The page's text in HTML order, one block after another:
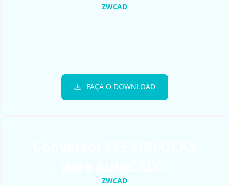
ZWCAD
FAÇA O DOWNLOAD
ZWCAD